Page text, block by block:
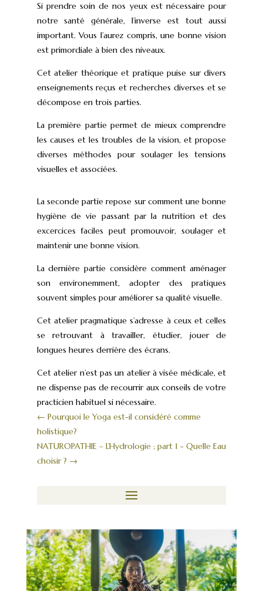
Si prendre soin de nos yeux est nécessaire pour
notre santé générale, l’inverse est tout aussi
important. Vous l’aurez compris, une bonne vision
est primordiale à bien des niveaux.
Cet atelier théorique et pratique puise sur divers
enseignements reçus et recherches diverses et se
décompose en trois parties.
La première partie permet de mieux comprendre
les causes et les troubles de la vision, et propose
diverses méthodes pour soulager les tensions
visuelles et associées.
La seconde partie repose sur comment une bonne
hygiène de vie passant par la nutrition et des
excercices faciles peut promouvoir, soulager et
maintenir une bonne vision.
La dernière partie considère comment aménager
son environemment, adopter des pratiques
souvent simples pour améliorer sa qualité visuelle.
Cet atelier pragmatique s’adresse à ceux et celles
se retrouvant à travailler, étudier, jouer de
longues heures derrière des écrans.
Cet atelier n’est pas un atelier à visée médicale, et
ne dispense pas de recourrir aux conseils de votre
practicien habituel si nécessaire.
← Pourquoi le Yoga est-il considéré comme
holistique?
NATUROPATHIE – L’Hydrologie ; part 1 - Quelle Eau
choisir ? →